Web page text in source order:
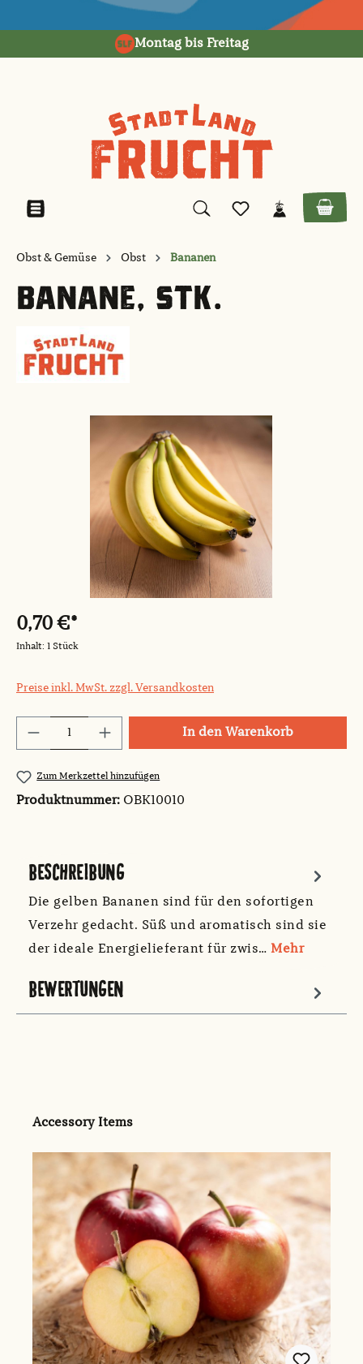
Montag bis Freitag
Obst & Gemüse Obst Bananen
BANANE, STK.
0,70 €*
Inhalt: 1 Stück
Preise inkl. MwSt. zzgl. Versandkosten
Produkt Anzahl: Gib den gewünschten
In den Warenkorb
Zum Merkzettel hinzufügen
Produktnummer: OBK10010
BESCHREIBUNG
Die gelben Bananen sind für den sofortigen
Verzehr gedacht. Süß und aromatisch sind sie
der ideale Energielieferant für zwis… Mehr
BEWERTUNGEN
Produktgalerie überspringen
Accessory Items